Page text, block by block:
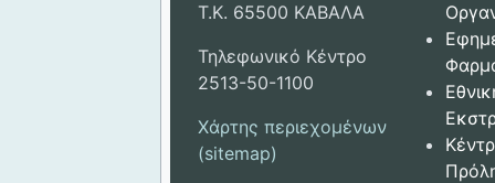
Τ.Κ. 65500 ΚΑΒΑΛΑ
Τηλεφωνικό Κέντρο
2513-50-1100
Χάρτης περιεχομένων
(sitemap)